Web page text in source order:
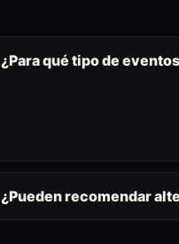
¿Para qué tipo de
¿Pueden recomendar